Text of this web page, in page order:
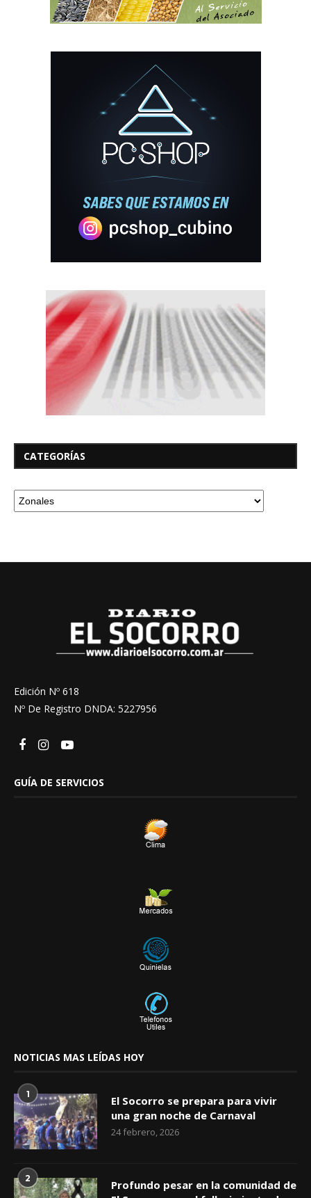
CATEGORÍAS
Edición Nº 618
Nº De Registro DNDA: 5227956
GUÍA DE SERVICIOS
NOTICIAS MAS LEÍDAS HOY
1
El Socorro se prepara para vivir
una gran noche de Carnaval
24 febrero, 2026
2
Profundo pesar en la comunidad de